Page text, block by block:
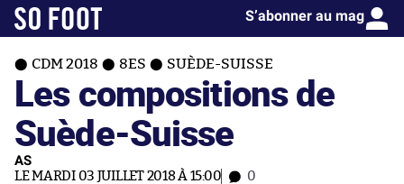
S’abonner au mag
CDM 2018 8ES SUÈDE-SUISSE
Les compositions de
Suède-Suisse
AS
LE MARDI 03 JUILLET 2018 À 15:00 0